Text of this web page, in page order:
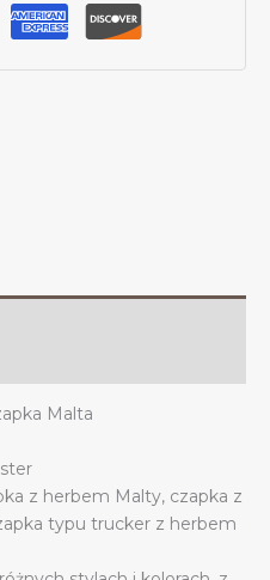
Malta
z herbem Malty, czapka z
typu trucker z herbem